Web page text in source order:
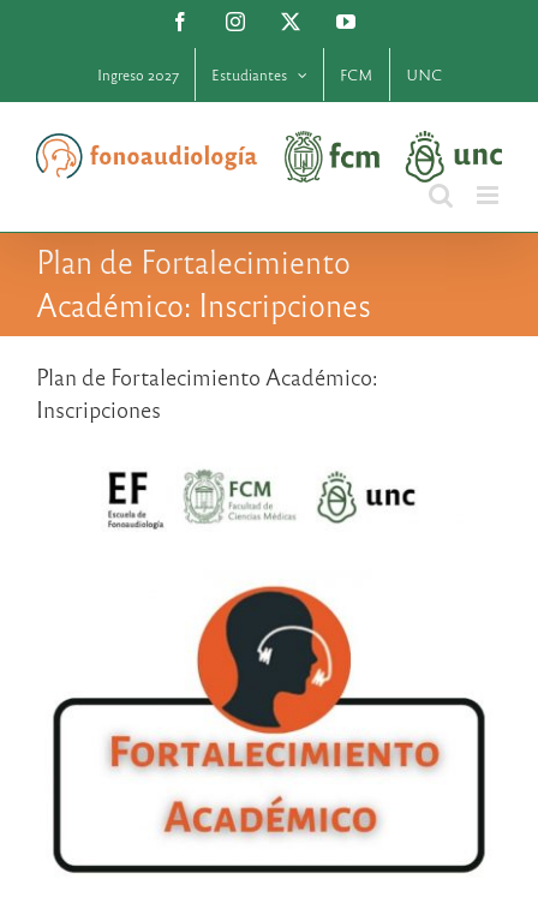
FacebookInstagram YouTube
Ingreso 2027 Estudiantes FCM UNC
Plan de Fortalecimiento
Académico: Inscripciones
Plan de Fortalecimiento Académico:
Inscripciones